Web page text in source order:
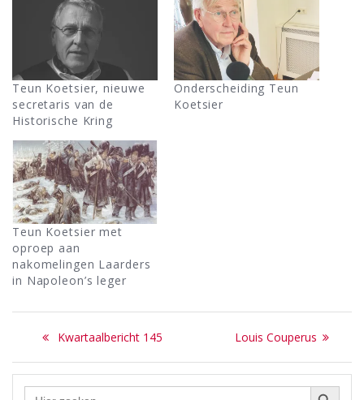
Teun Koetsier, nieuwe
secretaris van de
Historische Kring
Onderscheiding Teun
Koetsier
Teun Koetsier met
oproep aan
nakomelingen Laarders
in Napoleon’s leger
Bericht
navigatie
Previous
Kwartaalbericht 145
Next
Louis Couperus
Zoek Zoekknop